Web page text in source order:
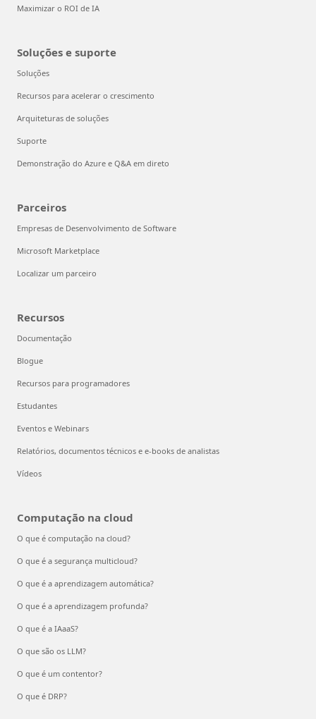
Maximizar o ROI de IA
Soluções e suporte
Soluções
Recursos para acelerar o crescimento
Arquiteturas de soluções
Suporte
Demonstração do Azure e Q&A em direto
Parceiros
Empresas de Desenvolvimento de Software
Microsoft Marketplace
Localizar um parceiro
Recursos
Documentação
Blogue
Recursos para programadores
Estudantes
Eventos e Webinars
Relatórios, documentos técnicos e e-books de analistas
Vídeos
Computação na cloud
O que é computação na cloud?
O que é a segurança multicloud?
O que é a aprendizagem automática?
O que é a aprendizagem profunda?
O que é a IAaaS?
O que são os LLM?
O que é um contentor?
O que é DRP?